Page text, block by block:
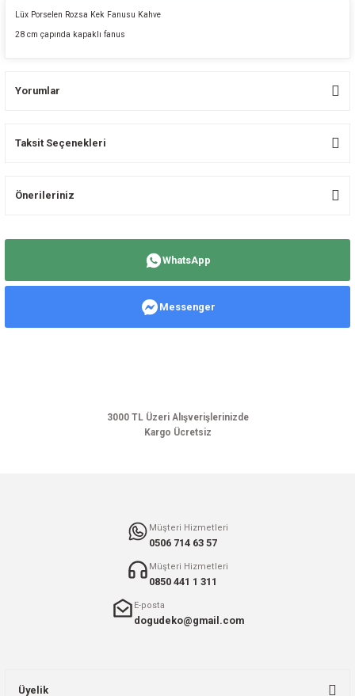
Lüx Porselen Rozsa Kek Fanusu Kahve
28 cm çapında kapaklı fanus
Yorumlar
Taksit Seçenekleri
Önerileriniz
Ürün resmi kalitesiz, bozuk veya görüntülenemiyor.
WhatsApp
Messenger
3000 TL Üzeri Alışverişlerinizde
Kargo Ücretsiz
Müşteri Hizmetleri
0506 714 63 57
Müşteri Hizmetleri
0850 441 1 311
E-posta
dogudeko@gmail.com
Üyelik